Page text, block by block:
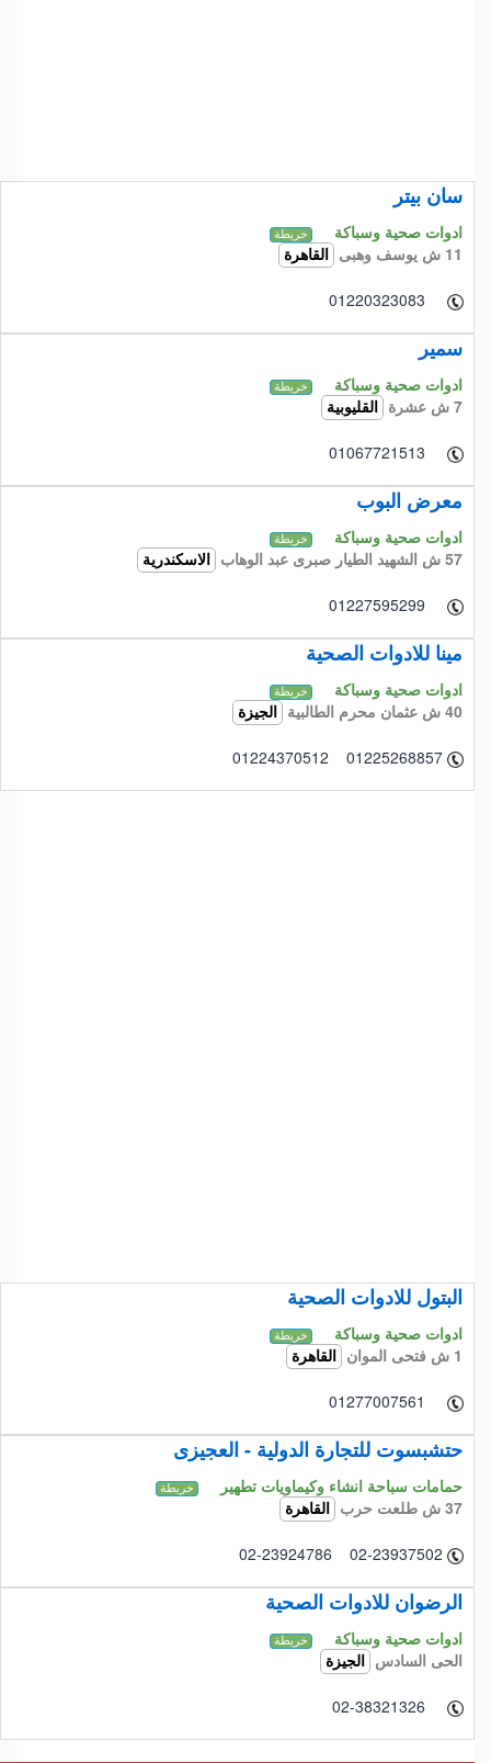
سان بيتر
ادوات صحية وسباكة خريطة
11 ش يوسف وهبى القاهرة
01220323083
سمير
ادوات صحية وسباكة خريطة
7 ش عشرة القليوبية
01067721513
معرض البوب
ادوات صحية وسباكة خريطة
57 ش الشهيد الطيار صبرى عبد الوهاب الاسكندرية
01227595299
مينا للادوات الصحية
ادوات صحية وسباكة خريطة
40 ش عثمان محرم الطالبية الجيزة
01224370512 01225268857
البتول للادوات الصحية
ادوات صحية وسباكة خريطة
1 ش فتحى الموان القاهرة
01277007561
حتشبسوت للتجارة الدولية - العجيزى
حمامات سباحة انشاء وكيماويات تطهير خريطة
37 ش طلعت حرب القاهرة
02-23924786 02-23937502
الرضوان للادوات الصحية
ادوات صحية وسباكة خريطة
الحى السادس الجيزة
02-38321326